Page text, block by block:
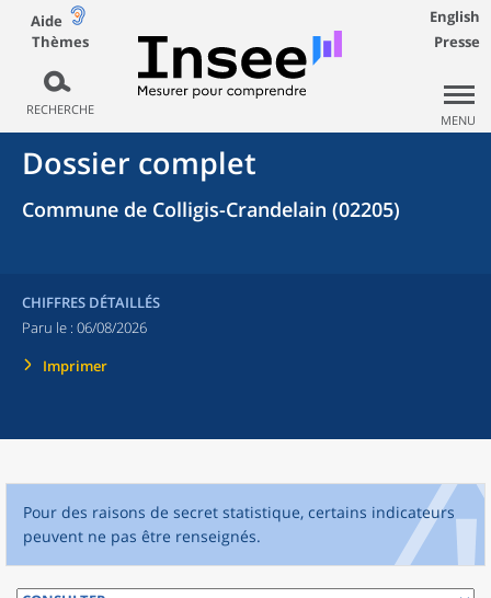
Aide
Thèmes
RECHERCHE
English
Presse
MENU
Dossier complet
Commune de Colligis-Crandelain (02205)
CHIFFRES DÉTAILLÉS
Paru le : 06/08/2026
Imprimer
Pour des raisons de secret statistique, certains indicateurs
peuvent ne pas être renseignés.